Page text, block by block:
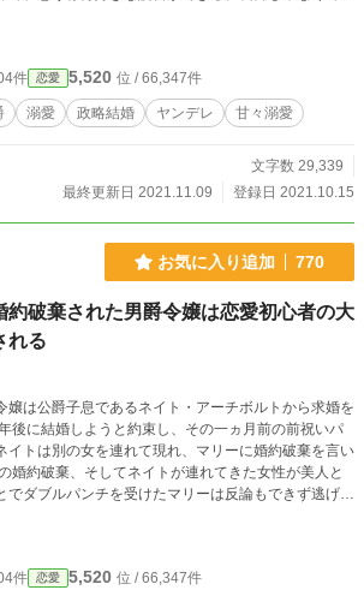
を遣わなくても済むし、悠々自適なんてこれ以上の
そう思っていたのに。 「マリ
んなに可愛い子が僕の奥さんなんて幸せだなぁ」
るなんて思わなかったん
ました！保険でR指定をつける事にしましたm(__)m
件 恋愛 5,520 位 / 66,347件
溺愛 政略結婚 ヤンデレ 甘々溺愛
文字数 29,339
最終更新日 2021.11.09
登録日 2021.10.15
お気に入り追加 770
約破棄された男爵令嬢は恋愛初心者の大
れる
嬢は公爵子息であるネイト・アーチボルトから求婚を
後に結婚しようと約束し、その一ヵ月前の前祝いパ
イトは別の女を連れて現れ、マリーに婚約破棄を言い
婚約破棄、そしてネイトが連れてきた女性が美人と
でダブルパンチを受けたマリーは反論もできず逃げる
き、馬車の傍で男とぶつかる。 ネイトの伯父であ
公でもあるアーサー・アーチボルトだった。 事情
連れてネイトの前に戻り、ネイトを怒ってくれたの
の中でなぜか「私と結婚しないか？」と言われて……
件 恋愛 5,520 位 / 66,347件